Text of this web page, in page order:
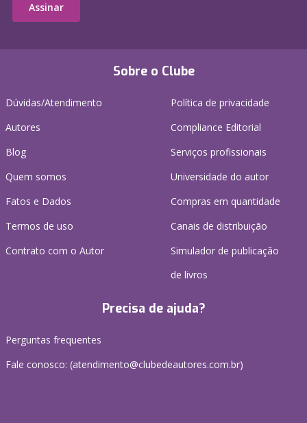
Sobre o Clube
Dúvidas/Atendimento
Autores
Blog
Quem somos
Fatos e Dados
Termos de uso
Contrato com o Autor
Política de privacidade
Compliance Editorial
Serviços profissionais
Universidade do autor
Compras em quantidade
Canais de distribuição
Simulador de publicação
de livros
Precisa de ajuda?
Perguntas frequentes
Fale conosco: (atendimento@clubedeautores.com.br)
Assinar